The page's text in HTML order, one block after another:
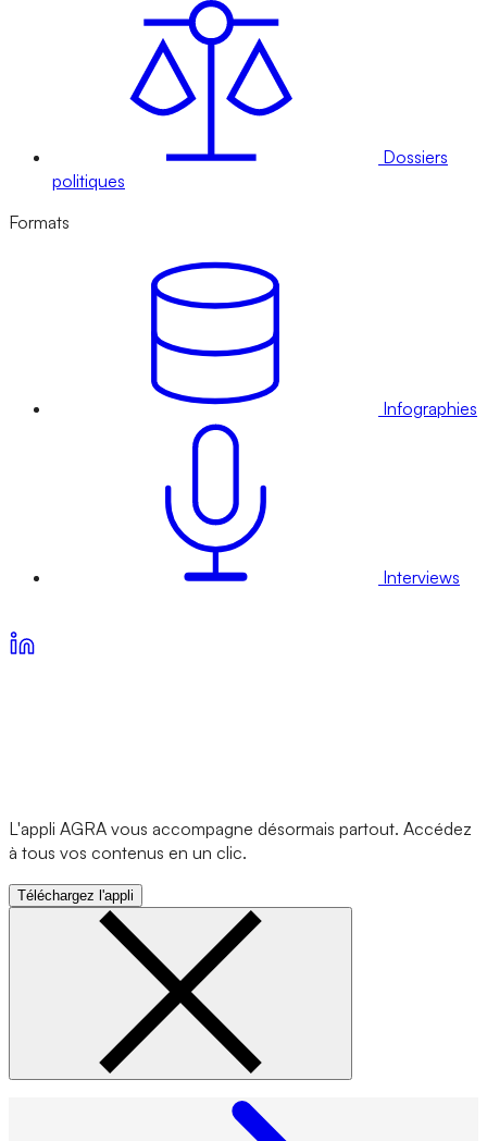
Dossiers
politiques
Formats
Infographies
Interviews
L'appli AGRA vous accompagne désormais partout. Accédez
à tous vos contenus en un clic.
Téléchargez l'appli